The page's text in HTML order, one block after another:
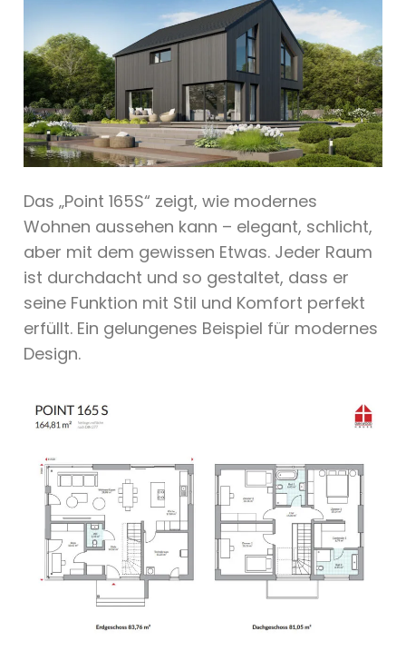
Das „Point 165S“ zeigt, wie modernes
Wohnen aussehen kann – elegant, schlicht,
aber mit dem gewissen Etwas. Jeder Raum
ist durchdacht und so gestaltet, dass er
seine Funktion mit Stil und Komfort perfekt
erfüllt. Ein gelungenes Beispiel für modernes
Design.